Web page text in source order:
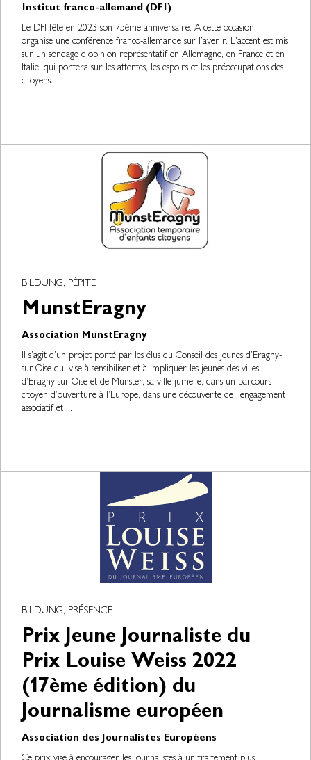
Institut franco-allemand (DFI)
Le DFI fête en 2023 son 75ème anniversaire. A cette occasion, il
organise une conférence franco-allemande sur l’avenir. L'accent est mis
sur un sondage d'opinion représentatif en Allemagne, en France et en
Italie, qui portera sur les attentes, les espoirs et les préoccupations des
citoyens.
BILDUNG, PÉPITE
MunstEragny
Association MunstEragny
Il s’agit d’un projet porté par les élus du Conseil des Jeunes d’Eragny-
sur-Oise qui vise à sensibiliser et à impliquer les jeunes des villes
d’Eragny-sur-Oise et de Munster, sa ville jumelle, dans un parcours
citoyen d’ouverture à l’Europe, dans une découverte de l’engagement
associatif et ...
BILDUNG, PRÉSENCE
Prix Jeune Journaliste du
Prix Louise Weiss 2022
(17ème édition) du
Journalisme européen
Association des Journalistes Européens